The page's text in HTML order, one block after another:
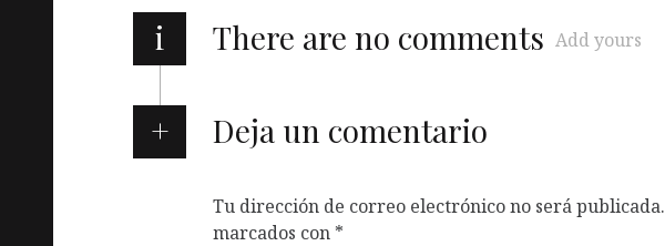
i There are no comments Add yours
Deja un comentario
Tu dirección de correo electrónico no será publicada.
marcados con *